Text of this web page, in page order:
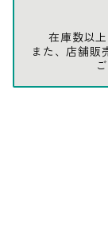
バッグ
BORA
在庫数以
また、店舗販